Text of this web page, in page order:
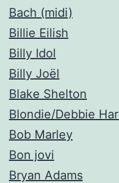
Bach (midi)
Billie Eilish
Billy Idol
Billy Joël
Blake Shelton
Blondie/Debbie
Bob Marley
Bon jovi
Bryan Adams